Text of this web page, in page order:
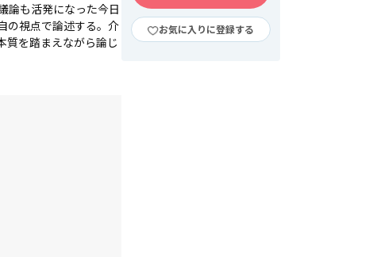
論も活発になった今日
の視点で論述する。介
質を踏まえながら論じ
お気に入りに登録する